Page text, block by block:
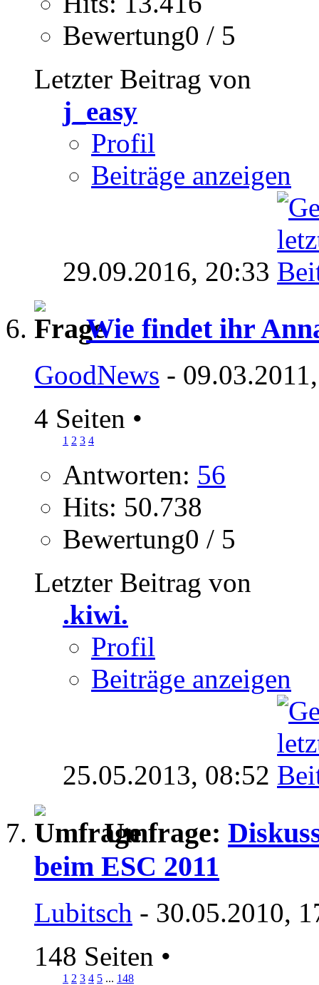
Bewertung0 / 5
Letzter Beitrag von
j_easy
Profil
Beiträge anzeigen
29.09.2016, 20:33
Wie findet ihr
GoodNews -
4 Seiten •
1 2 3 4
Antworten: 56
Hits: 50.738
Bewertung0 / 5
Letzter Beitrag von
.kiwi.
Profil
Beiträge anzeigen
25.05.2013, 08:52
Umfrage:
beim ESC 2011
Lubitsch - 30.05.2010,
148 Seiten •
1 2 3 4 5 ... 148